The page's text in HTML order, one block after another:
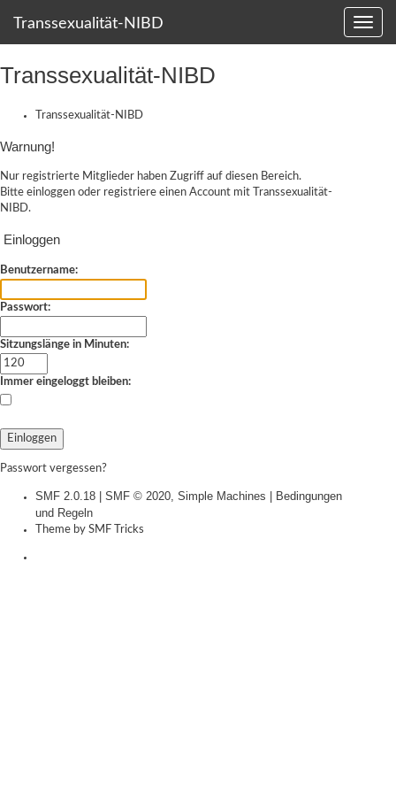
Transsexualität-NIBD
Transsexualität-NIBD
Transsexualität-NIBD
Warnung!
Nur registrierte Mitglieder haben Zugriff auf diesen Bereich.
Bitte einloggen oder registriere einen Account mit Transsexualität-
NIBD.
Einloggen
Benutzername:
Passwort:
Sitzungslänge in Minuten:
Immer eingeloggt bleiben:
Passwort vergessen?
SMF 2.0.18 | SMF © 2020 Simple Machines | Bedingungen
und Regeln
Theme by SMF Tricks